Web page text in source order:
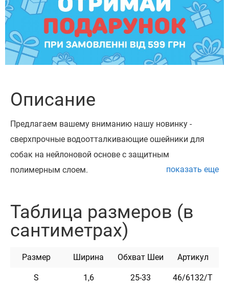
Описание
Предлагаем вашему вниманию нашу новинку -
сверхпрочные водоотталкивающие ошейники для
собак на нейлоновой основе с защитным
полимерным слоем.
любых условиях - он не впитывает влагу, грязь,
запахи, не тяжелеет в воде, остается гибким даже при
растягивается, выдерживает очень большие
нагрузки.
показать еще
Таблица размеров (в
сантиметрах)
Размер Ширина Обхват Шеи Артикул
S 1,6 25-33 46/6132/Т